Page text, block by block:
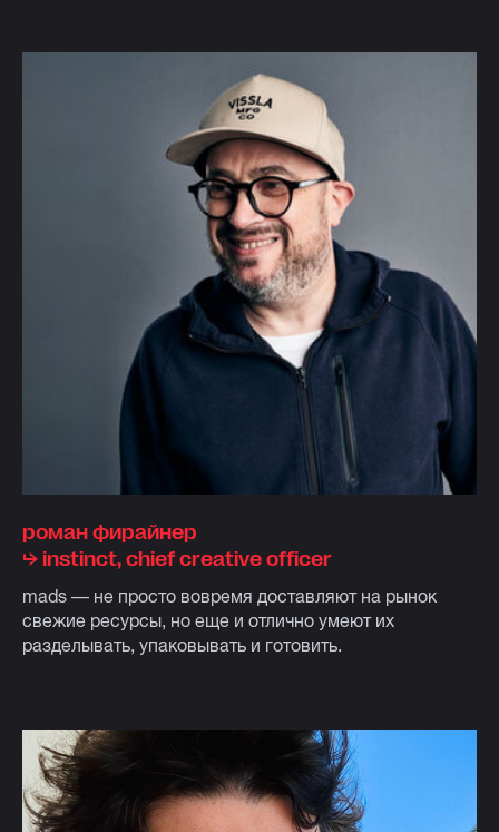
роман фирайнер
⮡ instinct, chief creative officer
mads — не просто вовремя доставляют на рынок
свежие ресурсы, но еще и отлично умеют их
разделывать, упаковывать и готовить.